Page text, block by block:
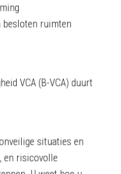
besloten ruimten
VCA (B-VCA) duurt
situaties en
en risicovolle